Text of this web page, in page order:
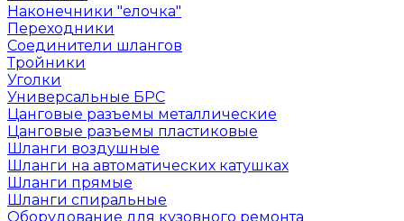
Наконечники "елочка"
Переходники
Соединители шлангов
Тройники
Уголки
Универсальные БРС
Цанговые разъемы металлические
Цанговые разъемы пластиковые
Шланги воздушные
Шланги на автоматических катушках
Шланги прямые
Шланги спиральные
Оборудование для кузовного ремонта